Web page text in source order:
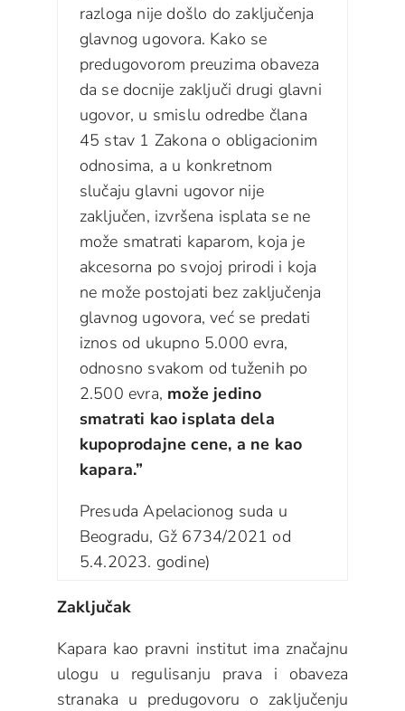
razloga nije došlo do zaključenja
glavnog ugovora. Kako se
predugovorom preuzima obaveza
da se docnije zaključi drugi glavni
ugovor, u smislu odredbe člana
45 stav 1 Zakona o obligacionim
odnosima, a u konkretnom
slučaju glavni ugovor nije
zaključen, izvršena isplata se ne
može smatrati kaparom, koja je
akcesorna po svojoj prirodi i koja
ne može postojati bez zaključenja
glavnog ugovora, već se predati
iznos od ukupno 5.000 evra,
odnosno svakom od tuženih po
2.500 evra, može jedino
smatrati kao isplata dela
kupoprodajne cene, a ne kao
kapara.”
Presuda Apelacionog suda u
Beogradu, Gž 6734/2021 od
5.4.2023. godine)
Zaključak
Kapara kao pravni institut ima značajnu
ulogu u regulisanju prava i obaveza
stranaka u predugovoru o zaključenju